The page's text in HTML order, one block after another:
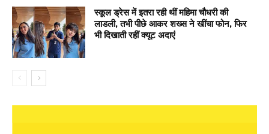
स्कूल ड्रेस में इतरा रही थीं महिमा चौधरी की
लाडली, तभी पीछे आकर शख्स ने खींचा फोन, फिर
भी दिखाती रहीं क्यूट अदाएं